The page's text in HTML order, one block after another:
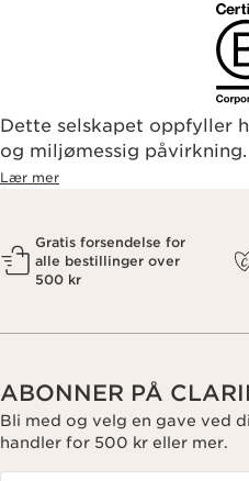
Dette selskapet oppfyller
og miljømessig påvirkning.
Lær mer
Gratis forsendelse for
alle bestillinger over
500 kr
ABONNER PÅ
Bli med og velg en gave ved
handler for 500 kr eller mer.